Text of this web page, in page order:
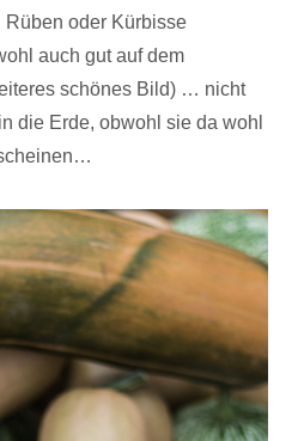
Rüben oder Kürbisse
auch gut auf dem
schönes Bild) … nicht
die Erde, obwohl sie da wohl